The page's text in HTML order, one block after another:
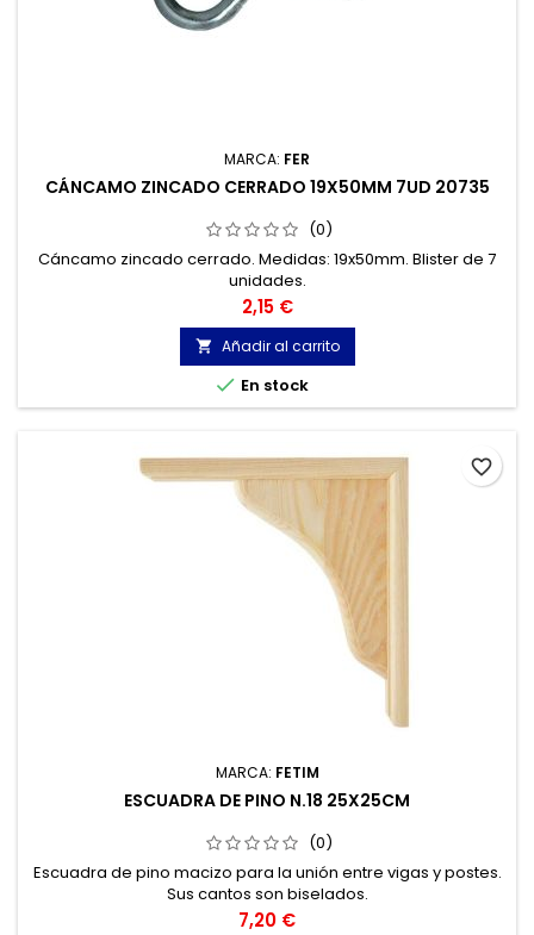
MARCA: FER
CÁNCAMO ZINCADO CERRADO 19X50MM 7UD 20735
(0)
Cáncamo zincado cerrado. Medidas: 19x50mm. Blister de 7
unidades.
Precio
2,15 €
 Añadir al carrito
 En stock
MARCA: FETIM
ESCUADRA DE PINO N.18 25X25CM
(0)
Escuadra de pino macizo para la unión entre vigas y postes.
Sus cantos son biselados.
Precio
7,20 €
favorite_border